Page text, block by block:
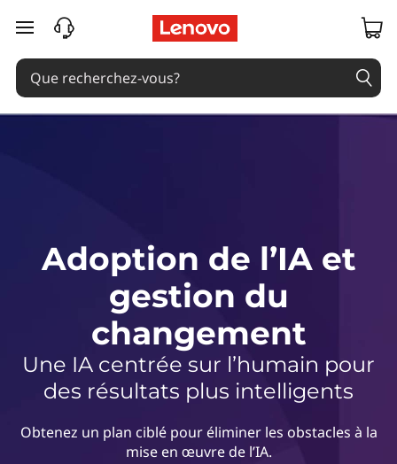
A
d
o
passer au contenu principal
Adoption de l’IA et
gestion du
changement
Une IA centrée sur l’humain pour
des résultats plus intelligents
Obtenez un plan ciblé pour éliminer les obstacles à la
mise en œuvre de l’IA.